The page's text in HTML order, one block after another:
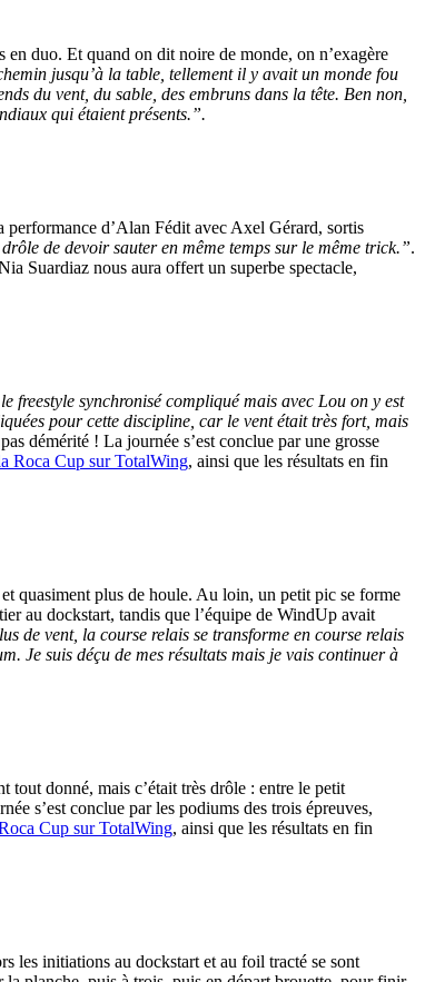
duo. Et quand on dit noire de monde, on n’exagère
jusqu’à la table, tellement il y avait un monde fou
du vent, du sable, des embruns dans la tête. Ben non,
qui étaient présents.”.
performance d’Alan Fédit avec Axel Gérard, sortis
de devoir sauter en même temps sur le même trick.”.
Suardiaz nous aura offert un superbe spectacle,
freestyle synchronisé compliqué mais avec Lou on y est
pour cette discipline, car le vent était très fort, mais
démérité ! La journée s’est conclue par une grosse
Roca Cup sur TotalWing, ainsi que les résultats en fin
quasiment plus de houle. Au loin, un petit pic se forme
au dockstart, tandis que l’équipe de WindUp avait
de vent, la course relais se transforme en course relais
Je suis déçu de mes résultats mais je vais continuer à
tout donné, mais c’était très drôle : entre le petit
s’est conclue par les podiums des trois épreuves,
Cup sur TotalWing, ainsi que les résultats en fin
les initiations au dockstart et au foil tracté se sont